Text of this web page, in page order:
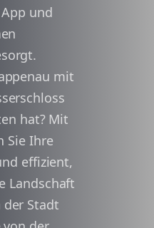
und
mit
hat? Mit
Sie Ihre
effizient,
Landschaft
Stadt